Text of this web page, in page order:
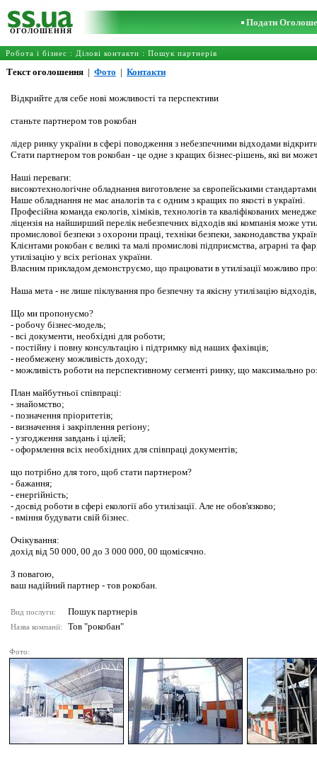
ОГОЛОШЕННЯ
Подати
Робота і бізнес : Ділові контакти : Пошук партнерів
Текст оголошення | Фото | Контакти
Відкрийте для себе нові можливості та перспективи
станьте партнером тов рокобан
лідер ринку україни в сфері поводження з небезпечними відходами
Стати партнером тов рокобан - це одне з кращих бізнес-рішень, які ви
Наші переваги:
високотехнологічне обладнання виготовлене за європейськими
Наше обладнання не має аналогів та є одним з кращих по якості в україні.
Професійна команда екологів, хіміків, технологів та кваліфікованих
ліцензія на найширший перелік небезпечних відходів які компанія може
промислової безпеки з охорони праці, техніки безпеки, законодавства
Клієнтами рокобан є великі та малі промислові підприємства, аграрні та
утилізацію у всіх регіонах україни.
Власним прикладом демонструємо, що працювати в утилізації можливо
Наша мета - не лише піклування про безпечну та якісну утилізацію
Що ми пропонуємо?
- робочу бізнес-модель;
- всі документи, необхідні для роботи;
- постійну і повну консультацію і підтримку від наших фахівців;
- необмежену можливість доходу;
- можливість роботи на перспективному сегменті ринку, що максимально
План майбутньої співпраці:
- знайомство;
- позначення пріоритетів;
- визначення і закріплення регіону;
- узгодження завдань і цілей;
- оформлення всіх необхідних для співпраці документів;
що потрібно для того, щоб стати партнером?
- бажання;
- енергійність;
- досвід роботи в сфері екології або утилізації. Але не обов'язково;
- вміння будувати свій бізнес.
Очікування:
дохід від 50 000, 00 до 3 000 000, 00 щомісячно.
З повагою,
ваш надійний партнер - тов рокобан.
Вид послуги: Пошук партнерів
Назва компанії: Тов "рокобан"
Фото: